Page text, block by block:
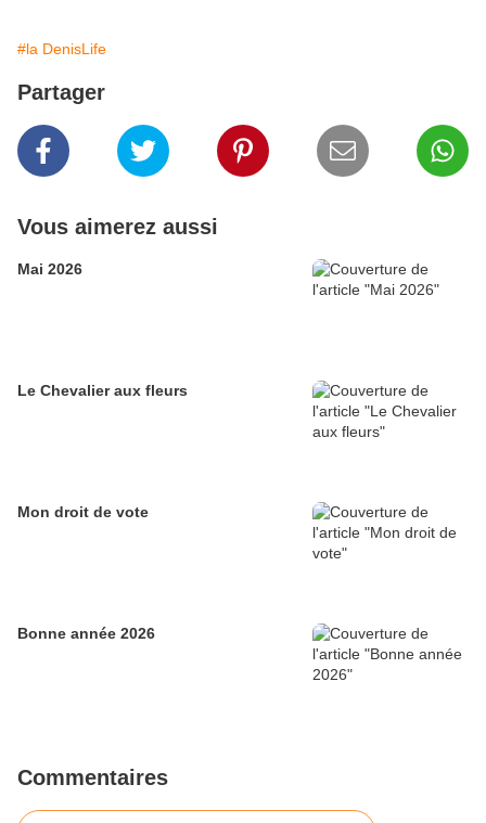
#la DenisLife
Partager
Vous aimerez aussi
Mai 2026
Le Chevalier aux fleurs
Mon droit de vote
Bonne année 2026
Commentaires